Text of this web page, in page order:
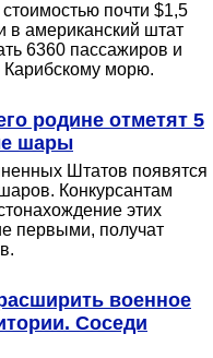
почти $1,5
в американский штат
6360 пассажиров и
Карибскому морю.
родине отметят 5
шары
Штатов появятся
Конкурсантам
этих
первыми, получат
военное
Соседи